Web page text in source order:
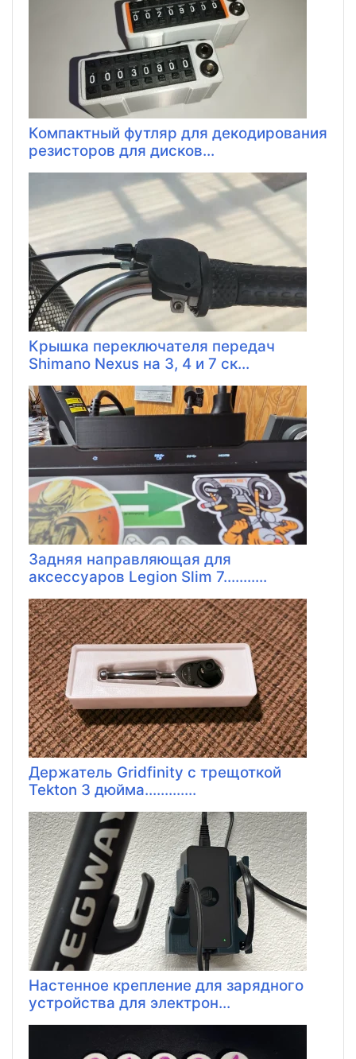
Компактный футляр для декодирования
резисторов для дисков...
Крышка переключателя передач
Shimano Nexus на 3, 4 и 7 ск...
Задняя направляющая для
аксессуаров Legion Slim 7...........
Держатель Gridfinity с трещоткой
Tekton 3 дюйма.............
Настенное крепление для зарядного
устройства для электрон...